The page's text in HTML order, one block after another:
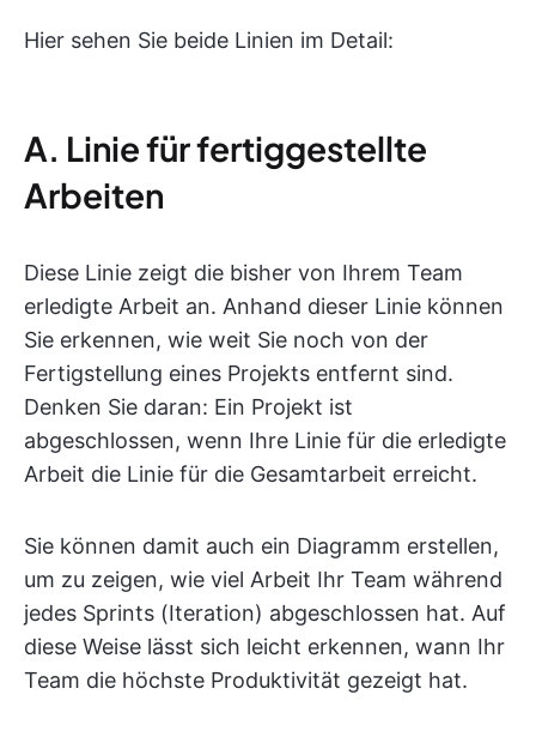
Hier sehen Sie beide Linien im Detail:
A. Linie für fertiggestellte
Arbeiten
Diese Linie zeigt die bisher von Ihrem Team
erledigte Arbeit an. Anhand dieser Linie können
Sie erkennen, wie weit Sie noch von der
Fertigstellung eines Projekts entfernt sind.
Denken Sie daran: Ein Projekt ist
abgeschlossen, wenn Ihre Linie für die erledigte
Arbeit die Linie für die Gesamtarbeit erreicht.
Sie können damit auch ein Diagramm erstellen,
um zu zeigen, wie viel Arbeit Ihr Team während
jedes Sprints (Iteration) abgeschlossen hat. Auf
diese Weise lässt sich leicht erkennen, wann Ihr
Team die höchste Produktivität gezeigt hat.